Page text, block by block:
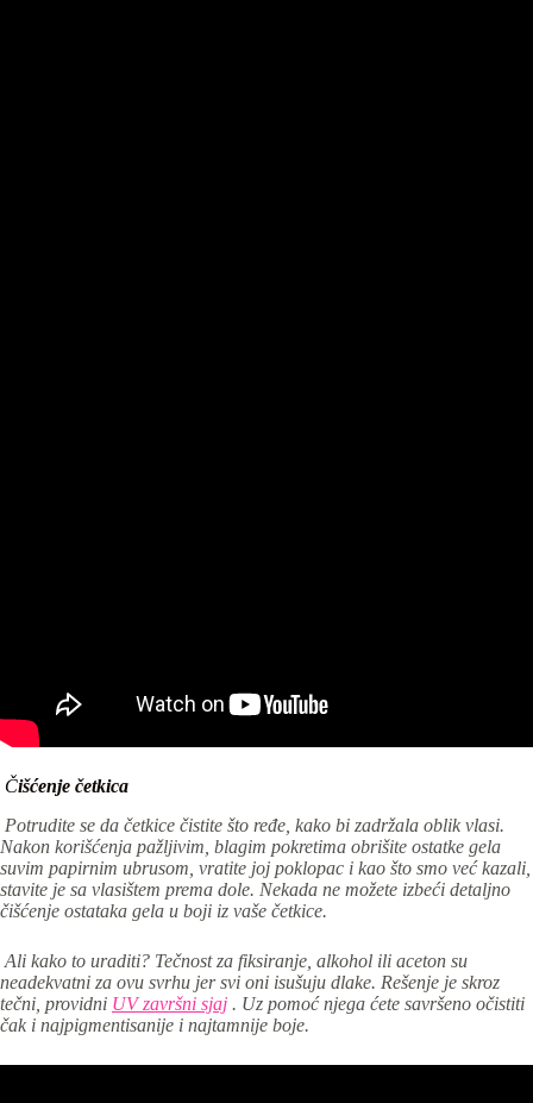
Čišćenje četkica
Potrudite se da četkice čistite što ređe, kako bi zadržala oblik vlasi.
Nakon korišćenja pažljivim, blagim pokretima obrišite ostatke gela
suvim papirnim ubrusom, vratite joj poklopac i kao što smo već kazali,
stavite je sa vlasištem prema dole. Nekada ne možete izbeći detaljno
čišćenje ostataka gela u boji iz vaše četkice.
Ali kako to uraditi? Tečnost za fiksiranje, alkohol ili aceton su
neadekvatni za ovu svrhu jer svi oni isušuju dlake. Rešenje je skroz
tečni, providni UV završni sjaj . Uz pomoć njega ćete savršeno očistiti
čak i najpigmentisanije i najtamnije boje.